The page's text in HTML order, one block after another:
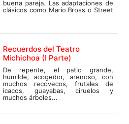
buena pareja. Las adaptaciones de
clásicos como Mario Bross o Street
Recuerdos del Teatro
Michichoa (I Parte)
De repente, el patio grande,
humilde, acogedor, arenoso, con
muchos recovecos, frutales de
icacos, guayabas, ciruelos y
muchos árboles...